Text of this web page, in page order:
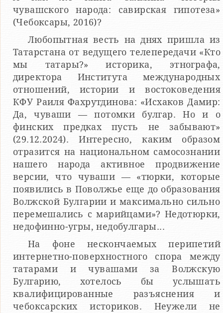
чувашского народа: савирская гипотеза»
(Чебоксары, 2016)?
Любопытная весть на днях пришла из
Татарстана от ведущего телепередачи «Кто
мы татары?» историка, этнографа,
директора Института международных
отношений, истории и востоковедения
КФУ Раиля Фахрутдинова: «Исхаков Дамир:
Да, чуваши — потомки булгар. Но и о
финских предках пусть не забывают»
(29.12.2024). Интересно, каким образом
отразится на национальном самосознании
нашего народа активное продвижение
версии, что чуваши — «тюрки, которые
появились в Поволжье еще до образования
Волжской Булгарии и максимально сильно
перемешались с марийцами»? Недотюрки,
недофинно-угры, недобулгары...
На фоне нескончаемых перипетий
интернетно-поверхностного спора между
татарами и чувашами за Волжскую
Булгарию, хотелось бы услышать
квалифицированные разъяснения и
чебоксарских историков. Неужели не